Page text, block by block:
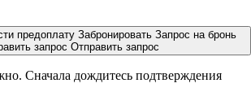
предоплату Забронировать Запрос на бронь
запрос Отправить запрос
Сначала дождитесь подтверждения